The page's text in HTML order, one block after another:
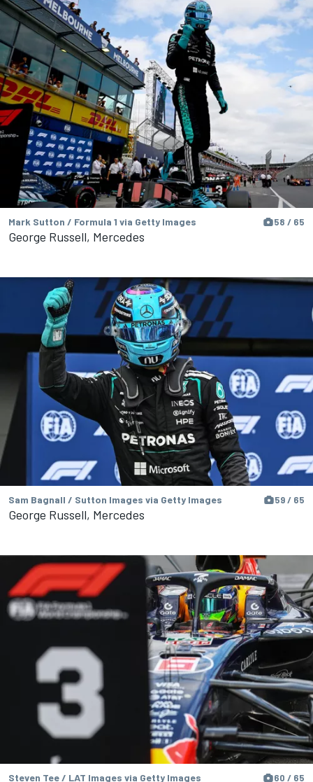
Mark Sutton / Formula 1 via Getty Images 58 / 65
George Russell, Mercedes
Sam Bagnall / Sutton Images via Getty Images 59 / 65
George Russell, Mercedes
Steven Tee / LAT Images via Getty Images 60 / 65